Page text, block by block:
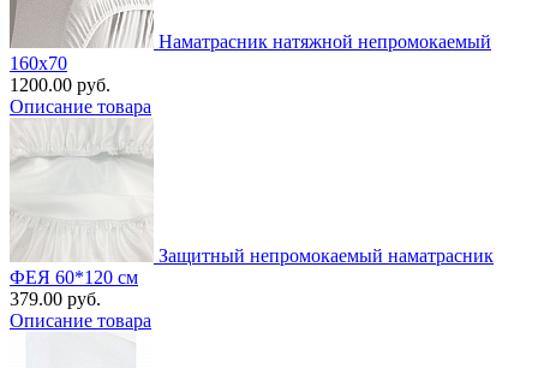
Наматрасник натяжной непромокаемый
160х70
1200.00 руб.
Описание товара
Защитный непромокаемый наматрасник
ФЕЯ 60*120 см
379.00 руб.
Описание товара